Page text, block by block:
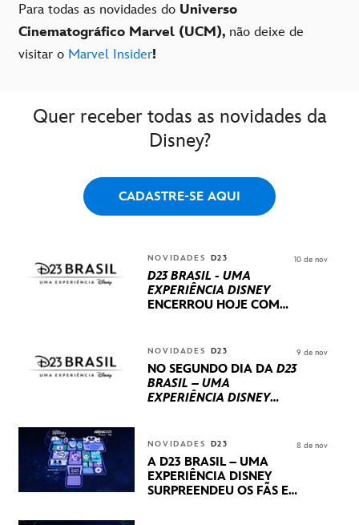
Para todas as novidades do Universo
Cinematográfico Marvel (UCM), não deixe de
visitar o Marvel Insider!
Quer receber todas as novidades da
Disney?
CADASTRE-SE AQUI
NOVIDADES D23
D23 BRASIL - UMA
EXPERIÊNCIA DISNEY
ENCERROU HOJE COM
INTERNACIONAIS E
PRODUÇÕES BRASILEIRAS
10 de nov
NOVIDADES D23
NO SEGUNDO DIA DA D23
BRASIL – UMA
EXPERIÊNCIA DISNEY
STUDIOS REVELARAM
PRÉVIAS E NOVIDADES
DOS SEUS PRÓXIMOS
LANÇAMENTOS
9 de nov
NOVIDADES D23
A D23 BRASIL – UMA
EXPERIÊNCIA DISNEY
SURPREENDEU OS FÃS EM
8 de nov